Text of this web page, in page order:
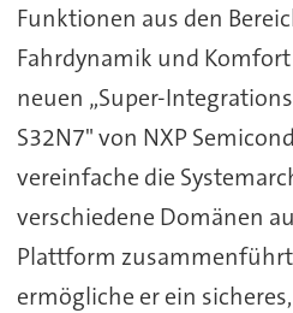
Funktionen aus den
Fahrdynamik und
neuen „Super-
S32N7" von NXP
vereinfache die
verschiedene Domänen
Plattform
ermögliche er ein